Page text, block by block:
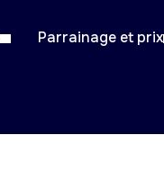
Parrainage et prix